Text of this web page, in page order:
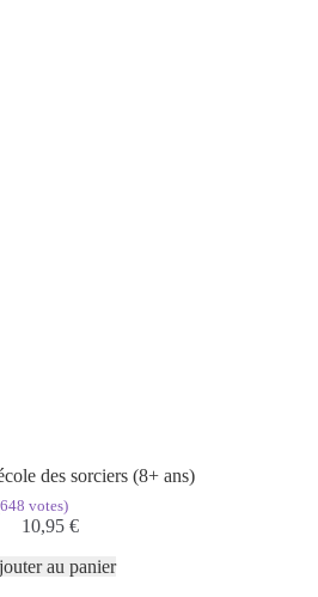
des sorciers (8+ ans)
votes)
10,95 €
au panier